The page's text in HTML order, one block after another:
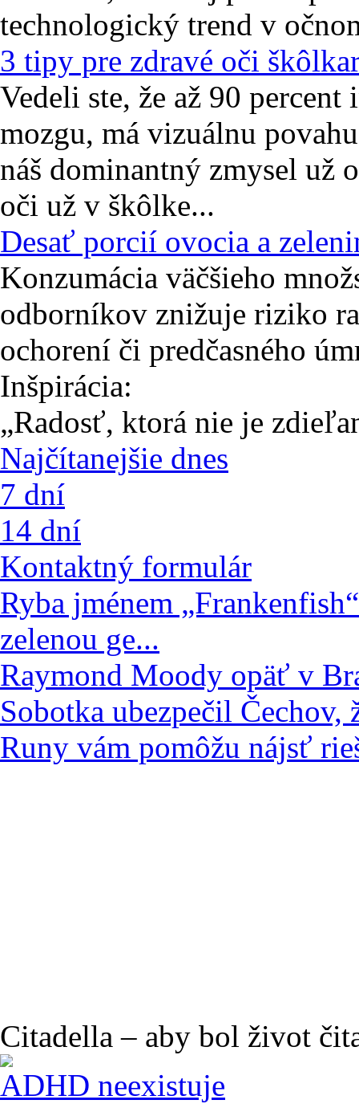
technologický trend v
3 tipy pre zdravé oči
Vedeli ste, že až 90
mozgu, má vizuálnu
náš dominantný zmysel už
oči už v škôlke...
Desať porcií ovocia a
Konzumácia väčšieho
odborníkov znižuje riziko
ochorení či predčasného
Inšpirácia:
„Radosť, ktorá nie je
Najčítanejšie dnes
7 dní
14 dní
Kontaktný formulár
Ryba jménem
zelenou ge...
Raymond Moody opäť v
Sobotka ubezpečil
Runy vám pomôžu nájsť
Citadella – aby bol život
ADHD neexistuje